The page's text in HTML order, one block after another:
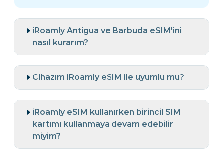
iRoamly Antigua ve Barbuda eSIM'ini
nasıl kurarım?
Cihazım iRoamly eSIM ile uyumlu mu?
iRoamly eSIM kullanırken birincil SIM
kartımı kullanmaya devam edebilir
miyim?